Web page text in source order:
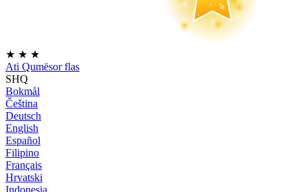
★ ★ ★
Ati Qumësor flas
SHQ
Bokmål
Čeština
Deutsch
English
Español
Filipino
Français
Hrvatski
Indonesia